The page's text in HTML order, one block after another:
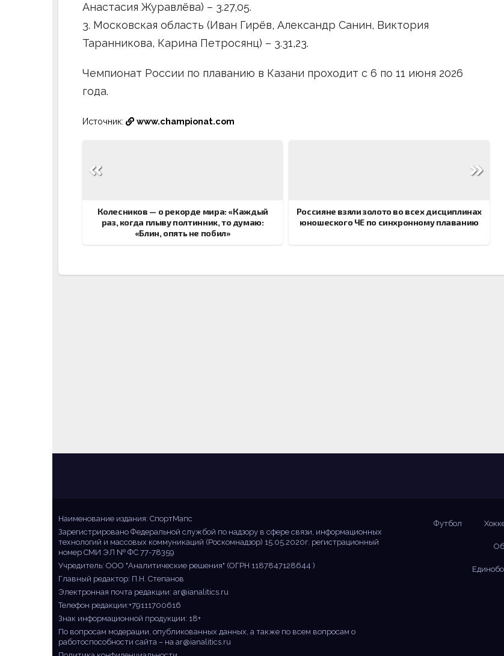
Анастасия Журавлёва) – 3.27,05.
3. Московская область (Иван Гирёв, Александр Санин, Виктория
Таранникова, Карина Петросянц) – 3.31,23.
Чемпионат России по плаванию в Казани проходит с 6 по 11 июня 2026
года.
Источник: www.championat.com
по
Колесников — о рекорде мира: «Каждый
раз, когда плыву полтинник, то думаю:
«Блин, опять не побил»
Россияне взяли золото во всех дисциплинах
юношеского ЧЕ по синхронному плаванию
Наименование издания: СпортМапс
Зарегистрировано Федеральной службой по надзору в сфере связи, информационных
технологий и массовых коммуникаций (Роскомнадзор) 15.05.2020г. регистрационный
номер СМИ ЭЛ № ФС 77-78359
Учредитель: ООО "Аналитические решения" (ОГРН 1187847128644 )
Главный редактор: П.Н. Степанов
Электронная почта редакции: ar@ianalitics.ru
Телефон редакции:+79111700616
Знак информационной продукции: 18+
По вопросам модерации, опубликованных данных, а также по всем вопросам о
работоспособности сайта – на ar@ianalitics.ru
Футбол